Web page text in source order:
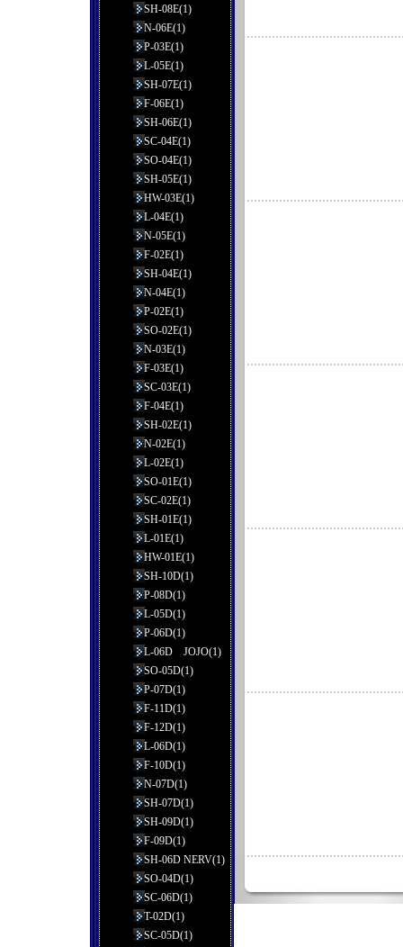
SH-08E(1)
N-06E(1)
P-03E(1)
L-05E(1)
SH-07E(1)
F-06E(1)
SH-06E(1)
SC-04E(1)
SO-04E(1)
SH-05E(1)
HW-03E(1)
L-04E(1)
N-05E(1)
F-02E(1)
SH-04E(1)
N-04E(1)
P-02E(1)
SO-02E(1)
N-03E(1)
F-03E(1)
SC-03E(1)
F-04E(1)
SH-02E(1)
N-02E(1)
L-02E(1)
SO-01E(1)
SC-02E(1)
SH-01E(1)
L-01E(1)
HW-01E(1)
SH-10D(1)
P-08D(1)
L-05D(1)
P-06D(1)
L-06D JOJO(1)
SO-05D(1)
P-07D(1)
F-11D(1)
F-12D(1)
L-06D(1)
F-10D(1)
N-07D(1)
SH-07D(1)
SH-09D(1)
F-09D(1)
SH-06D NERV(1)
SO-04D(1)
SC-06D(1)
T-02D(1)
SC-05D(1)